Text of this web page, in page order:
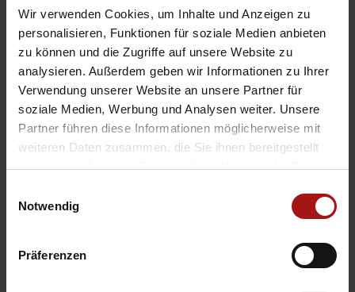
Wir verwenden Cookies, um Inhalte und Anzeigen zu
personalisieren, Funktionen für soziale Medien anbieten
zu können und die Zugriffe auf unsere Website zu
analysieren. Außerdem geben wir Informationen zu Ihrer
Verwendung unserer Website an unsere Partner für
soziale Medien, Werbung und Analysen weiter. Unsere
Partner führen diese Informationen möglicherweise mit
weiteren Daten zusammen, die Sie ihnen bereitgestellt
haben oder die sie im Rahmen Ihrer Nutzung der Dienste
Notwendig
Präferenzen
Kontakt
Vor welcher Herausforderung rund um
die Kommunikation Ihrer Marke stehen
Sie? Sprechen Sie mit Karen
Dörflinger.
+ 49 721 6271007-71